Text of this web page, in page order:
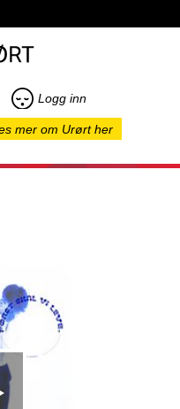
Logg inn
mer om Urørt her